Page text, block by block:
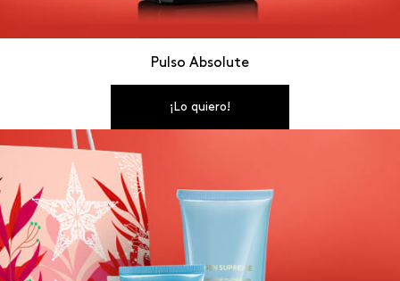
Pulso Absolute
¡Lo quiero!